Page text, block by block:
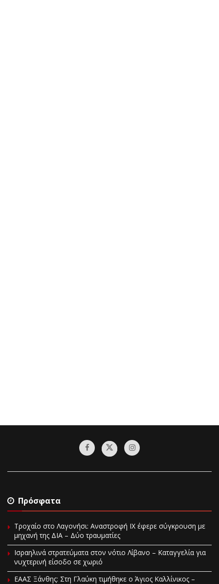
Πρόσφατα
Τροχαίο στο Λαγονήσι: Αναστροφή ΙΧ έφερε σύγκρουση με
μηχανή της ΔΙΑ – Δύο τραυματίες
Ισραηλινά στρατεύματα στον νότιο Λίβανο – Καταγγελία για
νυχτερινή είσοδο σε χωριό
EAAΣ Ξάνθης: Στη Γλαύκη τιμήθηκε ο Άγιος Καλλίνικος –